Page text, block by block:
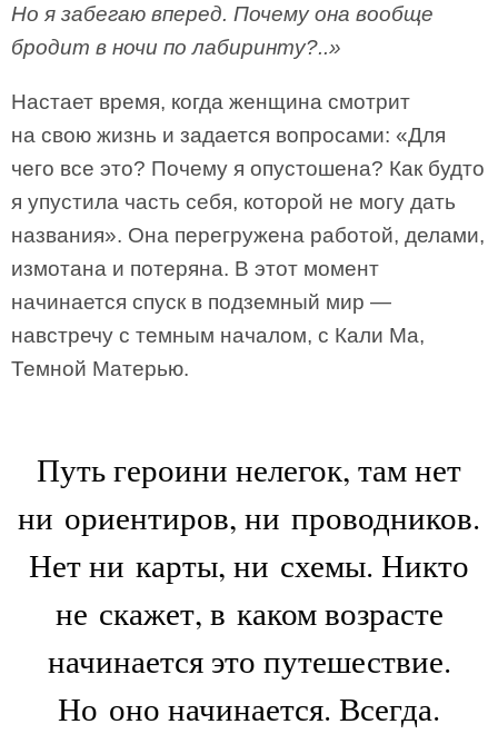
Но я забегаю вперед. Почему она вообще
бродит в ночи по лабиринту?..»
Настает время, когда женщина смотрит
на свою жизнь и задается вопросами: «Для
чего все это? Почему я опустошена? Как будто
я упустила часть себя, которой не могу дать
названия». Она перегружена работой, делами,
измотана и потеряна. В этот момент
начинается спуск в подземный мир —
навстречу с темным началом, с Кали Ма,
Темной Матерью.
Путь героини нелегок, там нет
ни ориентиров, ни проводников.
Нет ни карты, ни схемы. Никто
не скажет, в каком возрасте
начинается это путешествие.
Но оно начинается. Всегда.